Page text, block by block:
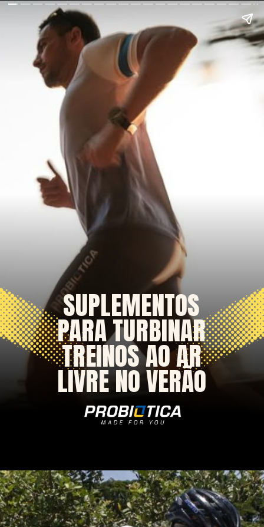
SUPLEMENTOS
PARA TURBINAR
TREINOS AO AR
LIVRE NO VERÃO